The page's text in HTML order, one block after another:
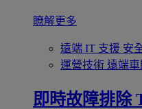
瞭解更多
遠端 IT 支援 安
運營技術 遠端
即時故障排除